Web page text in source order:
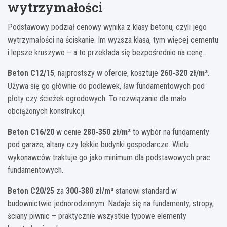
wytrzymałości
Podstawowy podział cenowy wynika z klasy betonu, czyli jego
wytrzymałości na ściskanie. Im wyższa klasa, tym więcej cementu
i lepsze kruszywo – a to przekłada się bezpośrednio na cenę.
Beton C12/15, najprostszy w ofercie, kosztuje 260-320 zł/m³.
Używa się go głównie do podlewek, ław fundamentowych pod
płoty czy ścieżek ogrodowych. To rozwiązanie dla mało
obciążonych konstrukcji.
Beton C16/20 w cenie 280-350 zł/m³ to wybór na fundamenty
pod garaże, altany czy lekkie budynki gospodarcze. Wielu
wykonawców traktuje go jako minimum dla podstawowych prac
fundamentowych.
Beton C20/25 za 300-380 zł/m³ stanowi standard w
budownictwie jednorodzinnym. Nadaje się na fundamenty, stropy,
ściany piwnic – praktycznie wszystkie typowe elementy